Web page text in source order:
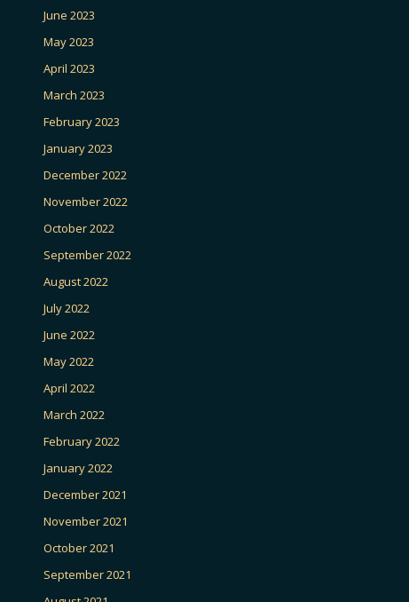
June 2023
May 2023
April 2023
March 2023
February 2023
January 2023
December 2022
November 2022
October 2022
September 2022
August 2022
July 2022
June 2022
May 2022
April 2022
March 2022
February 2022
January 2022
December 2021
November 2021
October 2021
September 2021